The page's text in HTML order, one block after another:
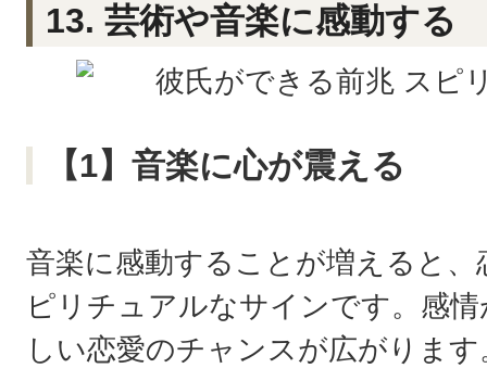
13. 芸術や音楽に感動する
【1】音楽に心が震える
音楽に感動することが増えると
ピリチュアルなサインです。感
しい恋愛のチャンスが広がります